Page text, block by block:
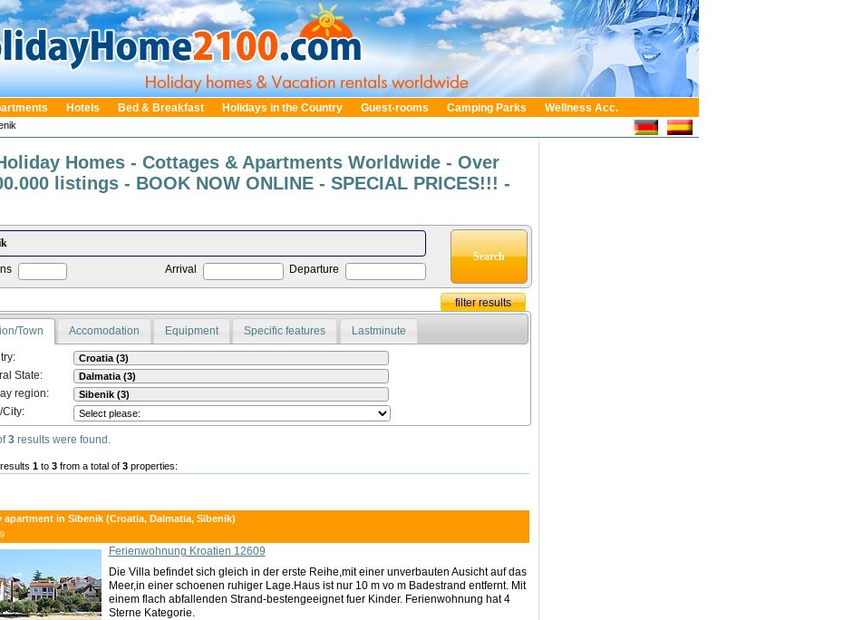
Hotels Bed & Breakfast Holidays in the Country Guest-rooms Camping Parks Wellness Acc.
Homes - Cottages & Apartments Worldwide - Over
listings - BOOK NOW ONLINE - SPECIAL PRICES!!! -
Arrival Departure
filter results
Town Accomodation Equipment Specific features Lastminute
State:
region:
City:
3results were found.
1to 3from a total of 3properties:
apartment in Sibenik (Croatia, Dalmatia, Sibenik)
Ferienwohnung Kroatien 12609
Die Villa befindet sich gleich in der erste Reihe,mit einer unverbauten Ausicht auf das
Meer,in einer schoenen ruhiger Lage.Haus ist nur 10 m vo m Badestrand entfernt. Mit
einem flach abfallenden Strand-bestengeeignet fuer Kinder. Ferienwohnung hat 4
Sterne Kategorie.